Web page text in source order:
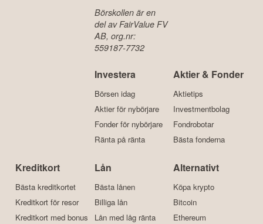
Börskollen är en
del av FairValue FV
AB, org.nr:
559187-7732
Investera
Börsen idag
Aktier för nybörjare
Fonder för nybörjare
Ränta på ränta
Aktier & Fonder
Aktietips
Investmentbolag
Fondrobotar
Bästa fonderna
Kreditkort
Bästa kreditkortet
Kreditkort för resor
Kreditkort med bonus
Lån
Bästa lånen
Billiga lån
Lån med låg ränta
Alternativt
Köpa krypto
Bitcoin
Ethereum